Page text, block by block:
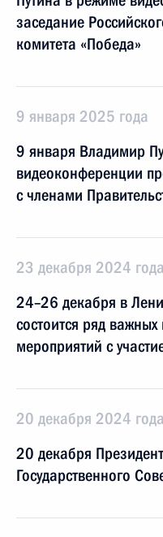
заседание
комитета «Победа»
9 января 2025 года
9 января Владимир
видеоконференции
с членами
23 декабря 2024 года
24–26 декабря в
состоится ряд
мероприятий с
20 декабря 2024 года
20 декабря
Государственного